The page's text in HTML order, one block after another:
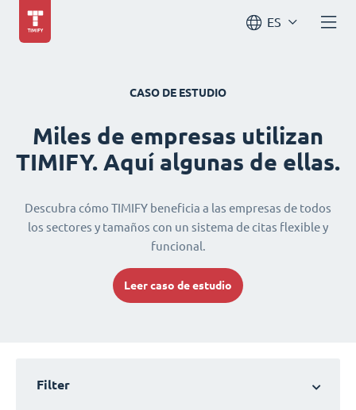
ES
CASO DE ESTUDIO
Miles de empresas utilizan
TIMIFY. Aquí algunas de ellas.
Descubra cómo TIMIFY beneficia a las empresas de todos
los sectores y tamaños con un sistema de citas flexible y
funcional.
Leer caso de estudio
Filter